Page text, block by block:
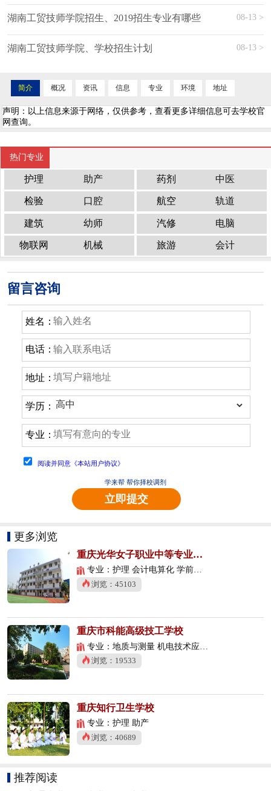
湖南工贸技师学院招生、2019招生专业有哪些 08-13 >
湖南工贸技师学院、学校招生计划 08-13 >
简介 概况 资讯 信息 专业 环境 地址
声明：以上信息来源于网络，仅供参考，查看更多详细信息可去学校官
网查询。
热门专业
护理 助产 药剂 中医
检验 口腔 航空 轨道
建筑 幼师 汽修 电脑
物联网 机械 旅游 会计
留言咨询
姓名：
电话：
地址：
学历：
专业：
阅读并同意《本站用户协议》
学来帮 帮你择校调剂
立即提交
更多浏览
重庆光华女子职业中等专业学校
专业：护理 会计电算化 学前教育
浏览：45103
重庆市科能高级技工学校
专业：地质与测量 机电技术应用 数控技术应用
浏览：19533
重庆知行卫生学校
专业：护理 助产
浏览：40689
推荐阅读